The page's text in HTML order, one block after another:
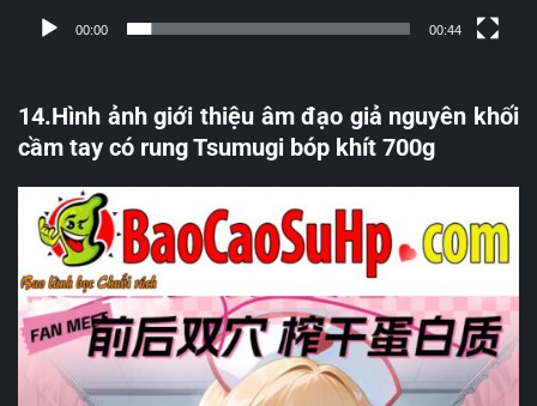
00:00 00:44
14.Hình ảnh giới thiệu âm đạo giả nguyên khối
cầm tay có rung Tsumugi bóp khít 700g